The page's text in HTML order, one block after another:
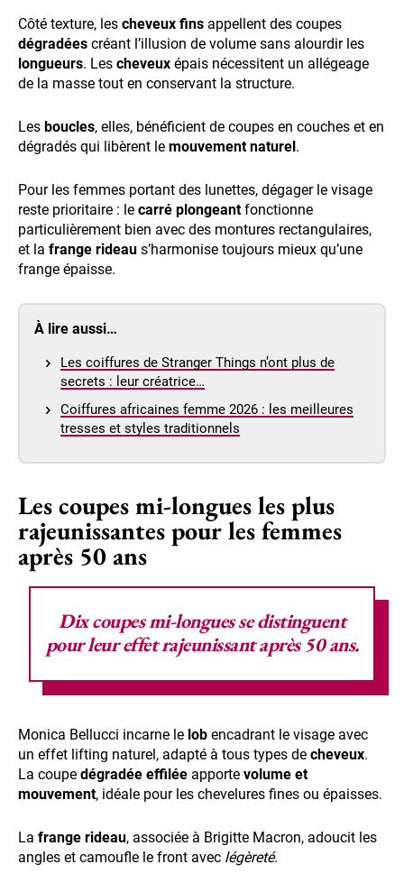
Côté texture, les cheveux fins appellent des coupes
dégradées créant l’illusion de volume sans alourdir les
longueurs. Les cheveux épais nécessitent un allégeage
de la masse tout en conservant la structure.
Les boucles, elles, bénéficient de coupes en couches et en
dégradés qui libèrent le mouvement naturel.
Pour les femmes portant des lunettes, dégager le visage
reste prioritaire : le carré plongeantfonctionne
particulièrement bien avec des montures rectangulaires,
et la frange rideau s’harmonise toujours mieux qu’une
frange épaisse.
À lire aussi…
Les coiffures de Stranger Things n’ont plus de
secrets : leur créatrice…
Coiffures africaines femme 2026 : les meilleures
tresses et styles traditionnels
Les coupes mi-longues les plus
rajeunissantes pour les femmes
après 50 ans
Dix coupesmi-longuesse distinguent
pour leur effet rajeunissant après 50 ans.
Monica Bellucci incarne le lob encadrant le visage avec
un effet lifting naturel, adapté à tous types de cheveux.
La coupe dégradée effilée apporte volume et
mouvement, idéale pour les chevelures fines ou épaisses.
La frange rideau, associée à Brigitte Macron, adoucit les
angles et camoufle le front avec légèreté.